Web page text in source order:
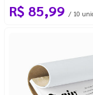
R$ 85,99 / 10